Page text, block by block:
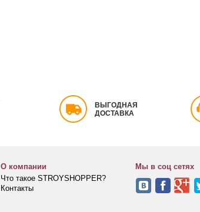
ВЫГОДНАЯ
ДОСТАВКА
О компании
Что такое STROYSHOPPER?
Контакты
Мы в соц сетях